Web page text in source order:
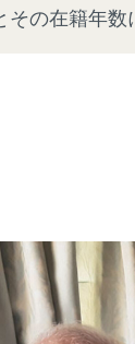
その在籍年数